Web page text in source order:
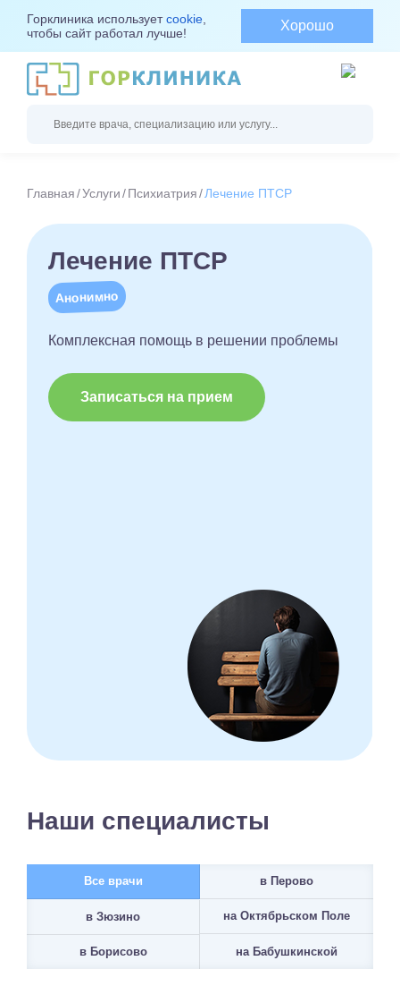
Горклиника используетcookie
чтобы сайт работал лучше!
Хорошо
Главная Услуги Психиатрия Лечение ПТСР
Лечение ПТСР
Анонимно
Комплексная помощь в решении проблемы
Записаться на прием
Наши специалисты
Все врачи в Перово
в Зюзино на Октябрьском Поле
в Борисово на Бабушкинской